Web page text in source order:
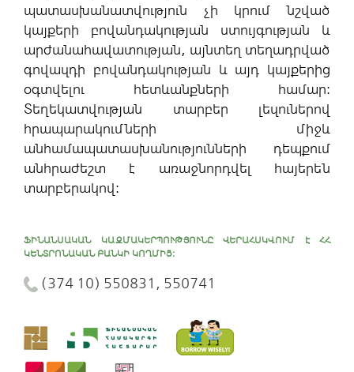
պատասխանատվություն չի կրում նշված
կայքերի բովանդակության ստույգության և
արժանահավատության, այնտեղ տեղադրված
գովազդի բովանդակության և այդ կայքերից
օգտվելու հետևանքների համար:
Տեղեկատվության տարբեր լեզուներով
հրապարակումների միջև
անհամապատասխանությունների դեպքում
անհրաժեշտ է առաջնորդվել հայերեն
տարբերակով:
ՖԻՆԱՆՍԱԿԱՆ ԿԱԶՄԱԿԵՐՊՈՒԹՅՈՒՆԸ ՎԵՐԱՀՍԿՎՈՒՄ Է ՀՀ
ԿԵՆՏՐՈՆԱԿԱՆ ԲԱՆԿԻ ԿՈՂՄԻՑ:
(374 10) 550831, 550741